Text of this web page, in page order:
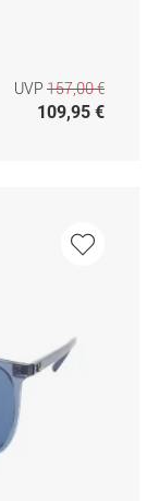
UVP 157,00 €
109,95 €